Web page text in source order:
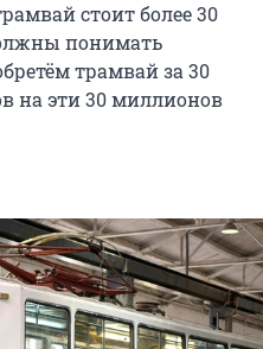
стоит более 30
понимать
трамвай за 30
на эти 30 миллионов